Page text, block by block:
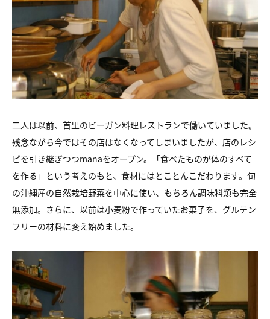
二人は以前、首里のビーガン料理レストランで働いていました。
残念ながら今ではその店はなくなってしまいましたが、店のレシ
ピを引き継ぎつつmanaをオープン。「食べたものが体のすべて
を作る」という考えのもと、食材にはとことんこだわります。旬
の沖縄産の自然栽培野菜を中心に使い、もちろん調味料類も完全
無添加。さらに、以前は小麦粉で作っていたお菓子を、グルテン
フリーの材料に変え始めました。